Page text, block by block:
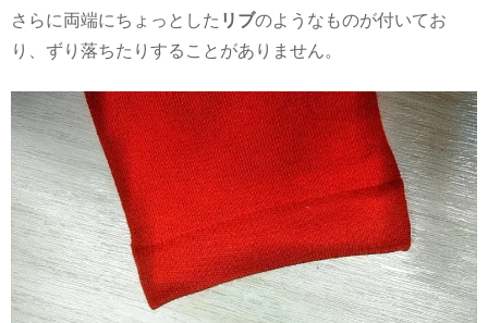
さらに両端にちょっとした リブのようなものが付いてお
り、ずり落ちたりすることがありません。